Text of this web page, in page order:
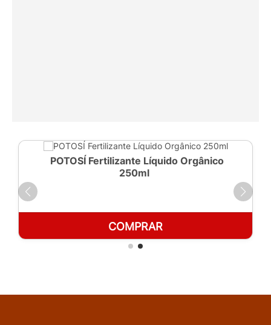
POTOSÍ Fertilizante Líquido Orgânico
250ml
COMPRAR